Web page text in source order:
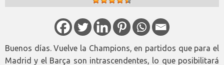
Buenos días. Vuelve la Champions, en partidos que para el
Madrid y el Barça son intrascendentes, lo que posibilitará